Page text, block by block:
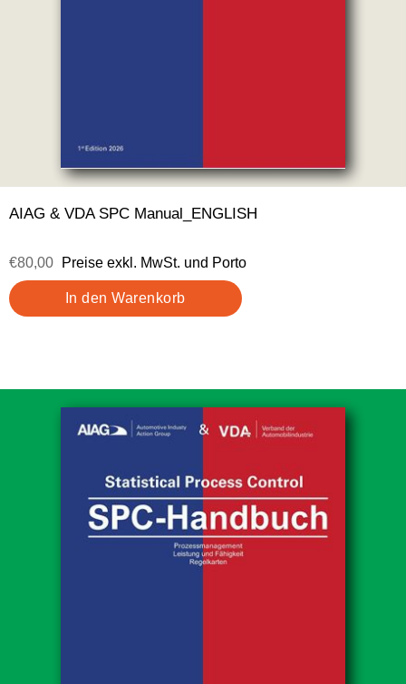
AIAG & VDA SPC Manual_ENGLISH
€80,00 Preise exkl. MwSt. und Porto